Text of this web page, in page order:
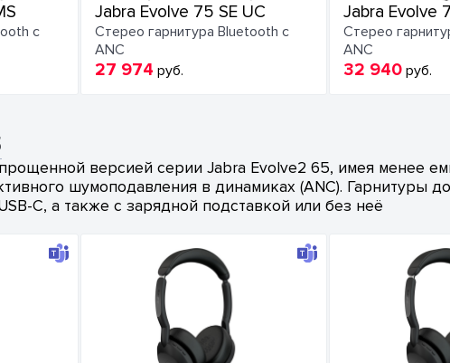
с
Jabra Evolve 75 SE UC
Стерео гарнитура Bluetooth с
ANC
27 974 руб.
Jabra Evolve
Стерео
ANC
32 940 руб.
версией серии Jabra Evolve2 65, имея менее
шумоподавления в динамиках (ANC). Гарнитуры
C, а также с зарядной подставкой или без неё